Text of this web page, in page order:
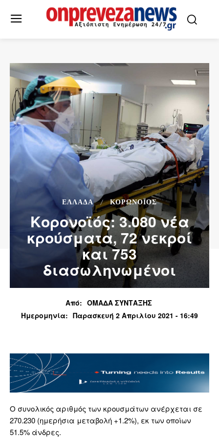
ΕΛΛΆΔΑ ΚΟΡΩΝΟΪΌΣ
Κορονοϊός: 3.080 νέα
κρούσματα, 72 νεκροί
και 753
διασωληνωμένοι
Από: ΟΜΑΔΑ ΣΥΝΤΑΞΗΣ
Ημερομηνία: Παρασκευή 2 Απριλίου 2021 - 16:49
Ο συνολικός αριθμός των κρουσμάτων ανέρχεται σε
270.230 (ημερήσια μεταβολή +1.2%), εκ των οποίων
51.5% άνδρες.